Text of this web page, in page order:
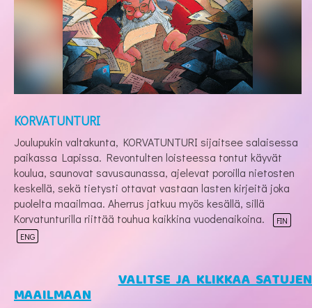
KORVATUNTURI
Joulupukin valtakunta, KORVATUNTURI sijaitsee salaisessa
paikassa Lapissa. Revontulten loisteessa tontut käyvät
koulua, saunovat savusaunassa, ajelevat poroilla nietosten
keskellä, sekä tietysti ottavat vastaan lasten kirjeitä joka
puolelta maailmaa. Aherrus jatkuu myös kesällä, sillä
Korvatunturilla riittää touhua kaikkina vuodenaikoina.
FIN
ENG
VALITSE JA KLIKKAA SATUJEN
MAAILMAAN